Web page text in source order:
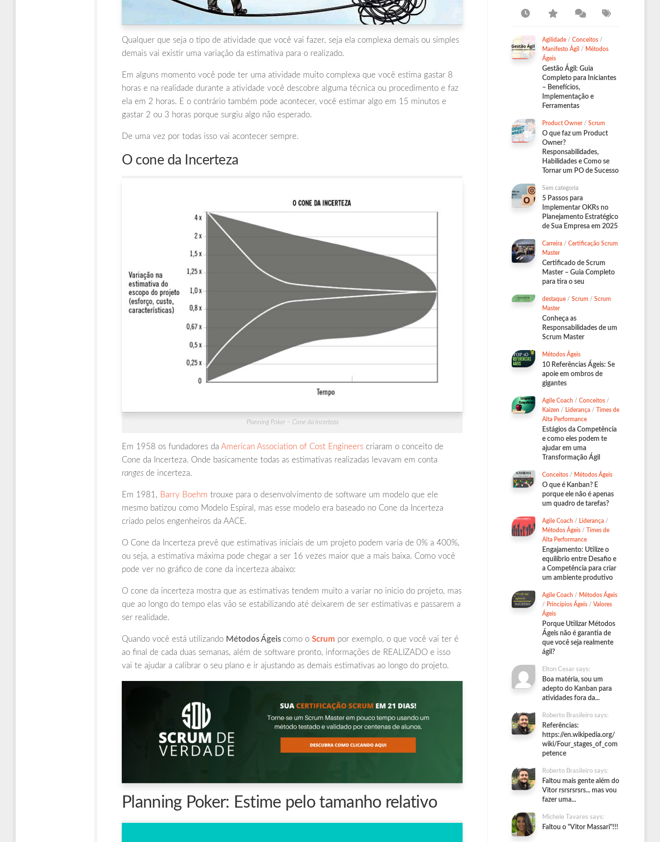
Qualquer que seja o tipo de atividade que você vai fazer, seja ela complexa demais ou simples
demais vai existir uma variação da estimativa para o realizado.
Em alguns momento você pode ter uma atividade muito complexa que você estima gastar 8
horas e na realidade durante a atividade você descobre alguma técnica ou procedimento e faz
ela em 2 horas. E o contrário também pode acontecer, você estimar algo em 15 minutos e
gastar 2 ou 3 horas porque surgiu algo não esperado.
De uma vez por todas isso vai acontecer sempre.
O cone da Incerteza
Planning Poker – Cone da Incerteza
Em 1958 os fundadores da American Association of Cost Engineers criaram o conceito de
Cone da Incerteza. Onde basicamente todas as estimativas realizadas levavam em conta
ranges de incerteza.
Em 1981, Barry Boehm trouxe para o desenvolvimento de software um modelo que ele
mesmo batizou como Modelo Espiral, mas esse modelo era baseado no Cone da Incerteza
criado pelos engenheiros da AACE.
O Cone da Incerteza prevê que estimativas iniciais de um projeto podem varia de 0% a 400%,
ou seja, a estimativa máxima pode chegar a ser 16 vezes maior que a mais baixa. Como você
pode ver no gráfico de cone da incerteza abaixo:
O cone da incerteza mostra que as estimativas tendem muito a variar no inicio do projeto, mas
que ao longo do tempo elas vão se estabilizando até deixarem de ser estimativas e passarem a
ser realidade.
Quando você está utilizando Métodos Ágeis como o Scrum por exemplo, o que você vai ter é
ao final de cada duas semanas, além de software pronto, informações de REALIZADO e isso
vai te ajudar a calibrar o seu plano e ir ajustando as demais estimativas ao longo do projeto.
Planning Poker: Estime pelo tamanho relativo
Agilidade / Conceitos /
Manifesto Ágil / Métodos
Ágeis
Gestão Ágil: Guia
Completo para Iniciantes
– Benefícios,
Implementação e
Ferramentas
Product Owner/ Scrum
O que faz um Product
Owner?
Responsabilidades,
Habilidades e Como se
Tornar um PO de Sucesso
Sem categoria
5 Passos para
Implementar OKRs no
Planejamento Estratégico
de Sua Empresa em 2025
Carreira / Certificação Scrum
Master
Certificado de Scrum
Master – Guia Completo
para tira o seu
destaque / Scrum / Scrum
Master
Conheça as
Responsabilidades de um
Scrum Master
Métodos Ágeis
10 Referências Ágeis: Se
apoie em ombros de
gigantes
Agile Coach / Conceitos /
Kaizen / Liderança / Times de
Alta Performance
Estágios da Competência
e como eles podem te
ajudar em uma
Transformação Ágil
Conceitos / Métodos Ágeis
O que é Kanban? E
porque ele não é apenas
um quadro de tarefas?
Agile Coach / Liderança /
Métodos Ágeis / Times de
Alta Performance
Engajamento: Utilize o
equilíbrio entre Desafio e
a Competência para criar
um ambiente produtivo
Agile Coach / Métodos Ágeis
/ Princípios Ágeis / Valores
Ágeis
Porque Utilizar Métodos
Ágeis não é garantia de
que você seja realmente
ágil?
Elton Cesar says:
Boa matéria, sou um
adepto do Kanban para
atividades fora da...
Roberto Brasileiro says:
Referências:
https://en.wikipedia.org/
wiki/Four_stages_of_com
petence
Roberto Brasileiro says:
Faltou mais gente além do
Vitor rsrsrsrsrs... mas vou
fazer uma...
Michele Tavares says:
Faltou o "Vitor Massari"!!!